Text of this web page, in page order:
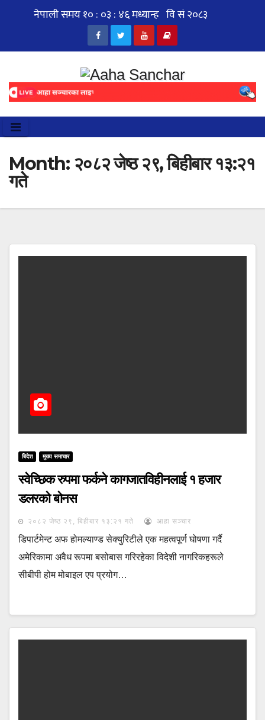
Month: २०८२ जेष्ठ २९, बिहीबार १३:२१
गते
बिदेश मुख्य समाचार
स्वेच्छिक रुपमा फर्कने कागजातविहीनलाई १ हजार
डलरको बोनस
२०८२ जेष्ठ २९, बिहीबार १३:२१ गते आहा सञ्चार
डिपार्टमेन्ट अफ होमल्याण्ड सेक्युरिटीले एक महत्वपूर्ण घोषणा गर्दै
अमेरिकामा अवैध रूपमा बसोबास गरिरहेका विदेशी नागरिकहरूले
सीबीपी होम मोबाइल एप प्रयोग…